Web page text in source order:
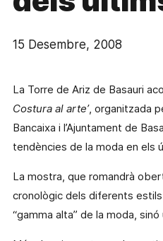
15 Desembre, 2008
La Torre de Ariz de Basauri
Costura al arte’, organitzada
Bancaixa i l’Ajuntament de
tendències de la moda en els
La mostra, que romandrà
cronològic dels diferents estils
“gamma alta” de la moda,